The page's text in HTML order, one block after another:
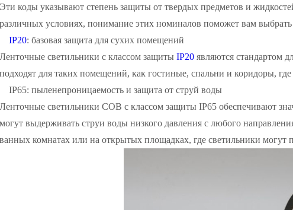
Эти коды указывают степень защиты от твердых предметов и
различных условиях, понимание этих номиналов поможет вам
IP20: базовая защита для сухих помещений
Ленточные светильники с классом защиты IP20 являются стандартом
подходят для таких помещений, как гостиные, спальни и коридоры,
IP65: пыленепроницаемость и защита от струй воды
Ленточные светильники COB с классом защиты IP65 обеспечивают
могут выдерживать струи воды низкого давления с любого
ванных комнатах или на открытых площадках, где светильники могут